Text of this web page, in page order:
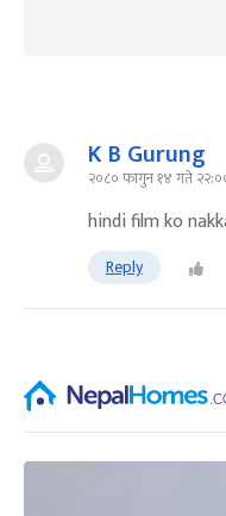
K B Gurung
२०८० फागुन १४ गते
hindi film ko
Reply